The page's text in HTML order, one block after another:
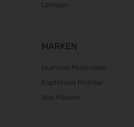
Lampen
MARKEN
Hummel Mietmöbel
Kopfstand Mobiliar
Alle Marken